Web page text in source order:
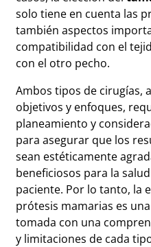
solo tiene en cuenta las
también aspectos
compatibilidad con el
con el otro pecho.
Ambos tipos de cirugías,
objetivos y enfoques,
planeamiento y
para asegurar que los
sean estéticamente
beneficiosos para la
paciente. Por lo tanto, la
prótesis mamarias es
tomada con una
y limitaciones de cada